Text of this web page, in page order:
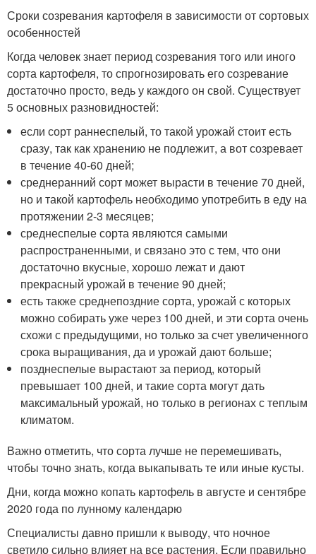
Сроки созревания картофеля в зависимости от сортовых
особенностей
Когда человек знает период созревания того или иного
сорта картофеля, то спрогнозировать его созревание
достаточно просто, ведь у каждого он свой. Существует
5 основных разновидностей:
если сорт раннеспелый, то такой урожай стоит есть
сразу, так как хранению не подлежит, а вот созревает
в течение 40-60 дней;
среднеранний сорт может вырасти в течение 70 дней,
но и такой картофель необходимо употребить в еду на
протяжении 2-3 месяцев;
среднеспелые сорта являются самыми
распространенными, и связано это с тем, что они
достаточно вкусные, хорошо лежат и дают
прекрасный урожай в течение 90 дней;
есть также среднепоздние сорта, урожай с которых
можно собирать уже через 100 дней, и эти сорта очень
схожи с предыдущими, но только за счет увеличенного
срока выращивания, да и урожай дают больше;
позднеспелые вырастают за период, который
превышает 100 дней, и такие сорта могут дать
максимальный урожай, но только в регионах с теплым
климатом.
Важно отметить, что сорта лучше не перемешивать,
чтобы точно знать, когда выкапывать те или иные кусты.
Дни, когда можно копать картофель в августе и сентябре
2020 года по лунному календарю
Специалисты давно пришли к выводу, что ночное
светило сильно влияет на все растения. Если правильно